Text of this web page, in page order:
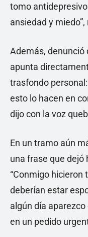
tomo
ansiedad y miedo”,
Además, denunció
apunta
trasfondo
esto lo hacen en
dijo con la voz
En un tramo aún
una frase que dejó
“Conmigo hicieron
deberían estar
algún día aparezco
en un pedido